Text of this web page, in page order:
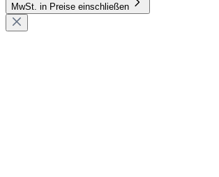
MwSt. in Preise einschließen